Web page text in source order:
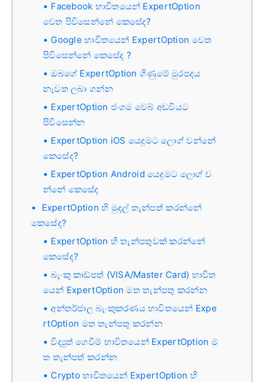
Facebook භාවිතයෙන් ExpertOption
වෙත පිවිසෙන්නේ කෙසේද?
Google භාවිතයෙන් ExpertOption වෙත
පිවිසෙන්නේ කෙසේද ?
ඔබගේ ExpertOption ගිණුමේ මුරපදය
නැවත ලබා ගන්න
ExpertOption ජංගම වෙබ් අඩවියට
පිවිසෙන්න
ExpertOption iOS යෙදුමට ලොග් වන්නේ
කෙසේද?
ExpertOption Android යෙදුමට ලොග් ව
න්නේ කෙසේද
ExpertOption හි මුදල් තැන්පත් කරන්නේ
කෙසේද?
ExpertOption හි තැන්පතුවක් කරන්නේ
කෙසේද?
බැංකු කාඩ්පත් (VISA/Master Card) භාවිත
යෙන් ExpertOption මත තැන්පතු කරන්න
අන්තර්ජාල බැංකුකරණය භාවිතයෙන් Expe
rtOption මත තැන්පතු කරන්න
විද්‍යුත් ගෙවීම් භාවිතයෙන් ExpertOption ම
ත තැන්පත් කරන්න
Crypto භාවිතයෙන් ExpertOption හි